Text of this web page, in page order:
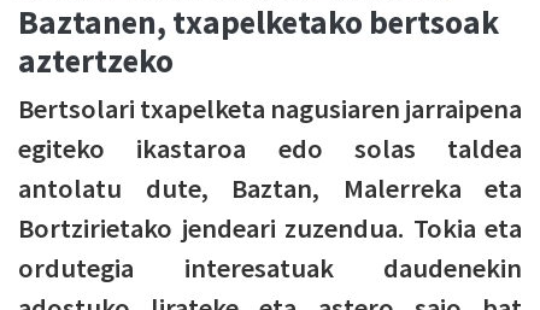
Baztanen, txapelketako bertsoak
aztertzeko
Bertsolari txapelketa nagusiaren jarraipena
egiteko ikastaroa edo solas taldea
antolatu dute, Baztan, Malerreka eta
Bortzirietako jendeari zuzendua. Tokia eta
ordutegia interesatuak daudenekin